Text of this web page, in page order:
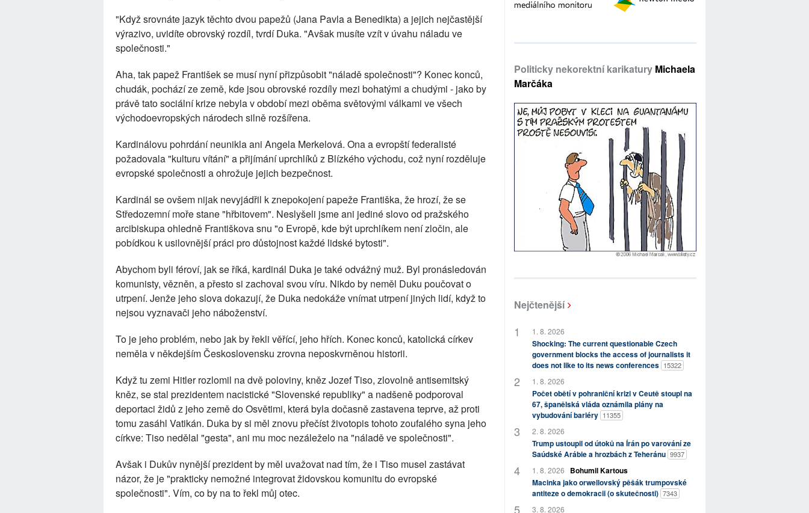
"Když srovnáte jazyk těchto dvou papežů (Jana Pavla a Benedikta) a jejich nejčastější
výrazivo, uvidíte obrovský rozdíl, tvrdí Duka. "Avšak musíte vzít v úvahu náladu ve
společnosti."
Aha, tak papež František se musí nyní přizpůsobit "náladě společnosti"? Konec konců,
chudák, pochází ze země, kde jsou obrovské rozdíly mezi bohatými a chudými - jako by
právě tato sociální krize nebyla v období mezi oběma světovými válkami ve všech
východoevropských národech silně rozšířena.
Kardinálovu pohrdání neunikla ani Angela Merkelová. Ona a evropští federalisté
požadovala "kulturu vítání" a přijímání uprchlíků z Blízkého východu, což nyní rozděluje
evropské společnosti a ohrožuje jejich bezpečnost.
Kardinál se ovšem nijak nevyjádřil k znepokojení papeže Františka, že hrozí, že se
Středozemní moře stane "hřbitovem". Neslyšeli jsme ani jediné slovo od pražského
arcibiskupa ohledně Františkova snu "o Evropě, kde být uprchlíkem není zločin, ale
pobídkou k usilovnější práci pro důstojnost každé lidské bytosti".
Abychom byli féroví, jak se říká, kardinál Duka je také odvážný muž. Byl pronásledován
komunisty, vězněn, a přesto si zachoval svou víru. Nikdo by neměl Duku poučovat o
utrpení. Jenže jeho slova dokazují, že Duka nedokáže vnímat utrpení jiných lidí, když to
nejsou vyznavači jeho náboženství.
To je jeho problém, nebo jak by řekli věřící, jeho hřích. Konec konců, katolická církev
neměla v někdejším Československu zrovna neposkvrněnou historii.
Když tu zemi Hitler rozlomil na dvě poloviny, kněz Jozef Tiso, zlovolně antisemitský
kněz, se stal prezidentem nacistické "Slovenské republiky" a nadšeně podporoval
deportaci židů z jeho země do Osvětimi, která byla dočasně zastavena teprve, až proti
tomu zasáhl Vatikán. Duka by si měl znovu přečíst životopis tohoto zoufalého syna jeho
církve: Tiso nedělal "gesta", ani mu moc nezáleželo na "náladě ve společnosti".
Avšak i Dukův nynější prezident by měl uvažovat nad tím, že i Tiso musel zastávat
názor, že je "prakticky nemožné integrovat židovskou komunitu do evropské
společnosti". Vím, co by na to řekl můj otec.
Politicky nekorektní karikatury Michaela
Marčáka
Nejčtenější
1. 8. 2026
Shocking: The current questionable Czech
government blocks the access of journalists it
does not like to its news conferences 15322
1. 8. 2026
Počet obětí v pohraniční krizi v Ceutě stoupl na
67, španělská vláda oznámila plány na
vybudování bariéry 11355
2. 8. 2026
Trump ustoupil od útoků na Írán po varování ze
Saúdské Arábie a hrozbách z Teheránu 9937
1. 8. 2026
Bohumil Kartous
Macinka jako orwellovský pěšák trumpovské
antiteze o demokracii (o skutečnosti) 7343
3. 8. 2026